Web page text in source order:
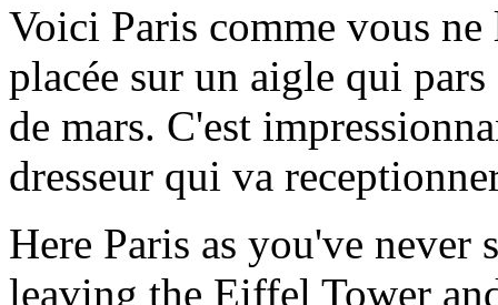
Voici Paris comme vous ne
placée sur un aigle qui
de mars. C'est
dresseur qui va
Here Paris as you've never
leaving the Eiffel Tower